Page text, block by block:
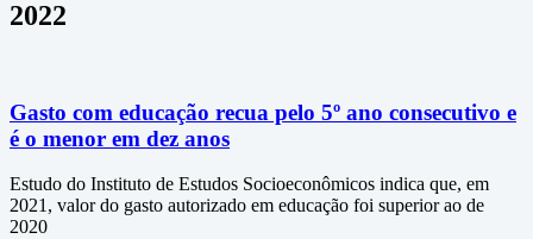
2022
Gasto com educação recua pelo 5º ano consecutivo e
é o menor em dez anos
Estudo do Instituto de Estudos Socioeconômicos indica que, em
2021, valor do gasto autorizado em educação foi superior ao de
2020